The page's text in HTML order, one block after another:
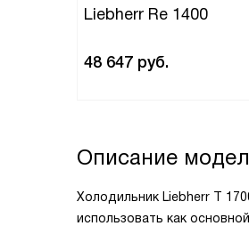
Liebherr Re 1400
48 647 руб.
Описание
Холодильник Liebherr T
использовать как